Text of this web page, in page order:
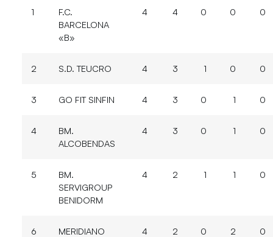
1
F.C.
BARCELONA
«B»
4 4 0 0 0
2 S.D. TEUCRO 4 3 1 0 0
3 GO FIT SINFIN 4 3 0 1 0
4
BM.
ALCOBENDAS
4 3 0 1 0
5
BM.
SERVIGROUP
BENIDORM
4 2 1 1 0
6
MERIDIANO
4 2 0 2 0